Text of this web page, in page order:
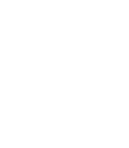
整即時空氣品質資料請開啟